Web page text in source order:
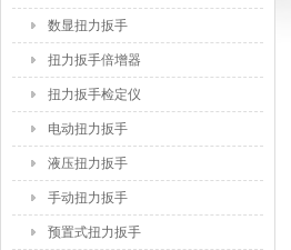
数显扭力扳手
扭力扳手倍增器
扭力扳手检定仪
电动扭力扳手
液压扭力扳手
手动扭力扳手
预置式扭力扳手